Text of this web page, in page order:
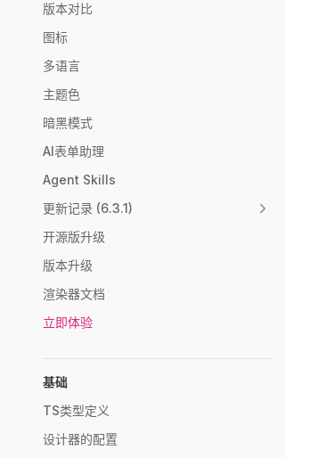
版本对比
图标
多语言
主题色
暗黑模式
AI表单助理
Agent Skills
更新记录 (6.3.1)
开源版升级
版本升级
渲染器文档
立即体验
基础
TS类型定义
设计器的配置